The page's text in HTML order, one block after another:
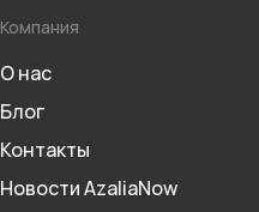
Компания
О нас
Блог
Контакты
Новости AzaliaNow